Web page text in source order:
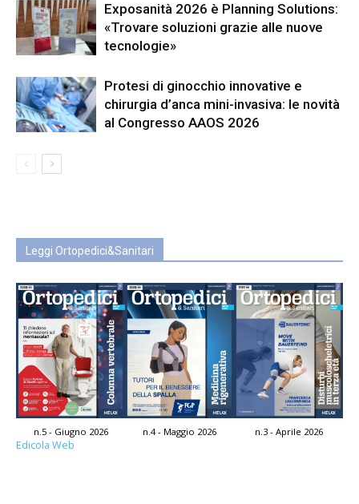
Exposanità 2026 è Planning Solutions:
«Trovare soluzioni grazie alle nuove
tecnologie»
Protesi di ginocchio innovative e
chirurgia d’anca mini-invasiva: le novità
al Congresso AAOS 2026
Leggi Ortopedici&Sanitari
n.5 - Giugno 2026 n.4 - Maggio 2026 n.3 - Aprile 2026
Edicola Web